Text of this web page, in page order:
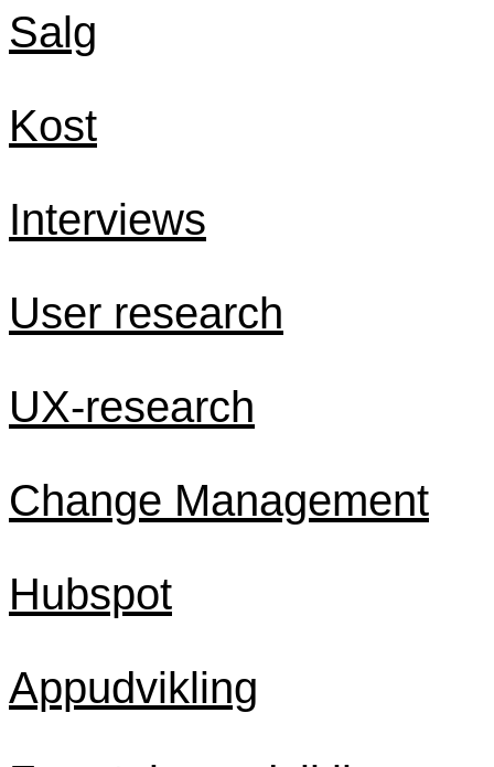
Salg
Kost
Interviews
User research
UX-research
Change Management
Hubspot
Appudvikling